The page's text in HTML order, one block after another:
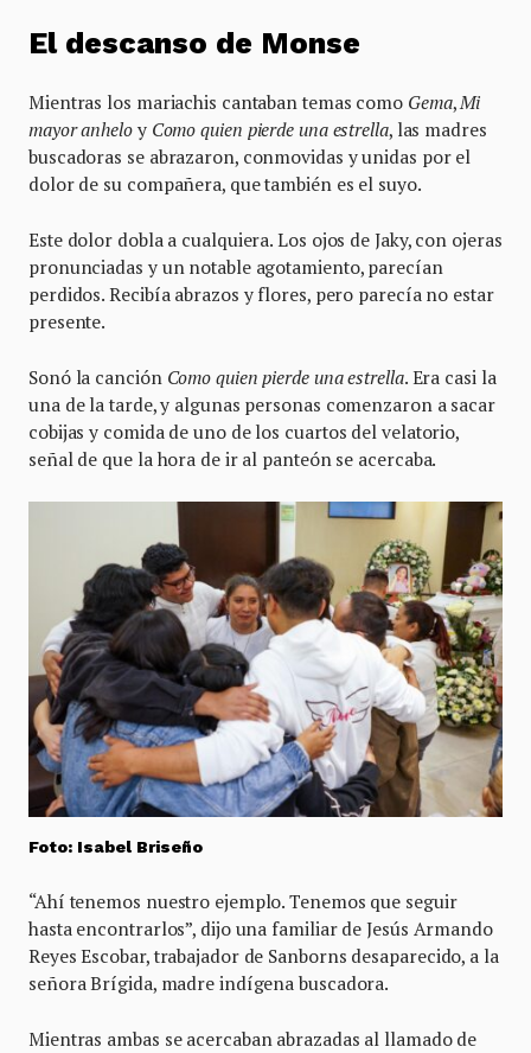
El descanso de Monse
Mientras los mariachis cantaban temas como Gema, Mi
mayor anheloy Como quien pierde una estrella, las madres
buscadoras se abrazaron, conmovidas y unidas por el
dolor de su compañera, que también es el suyo.
Este dolor dobla a cualquiera. Los ojos de Jaky, con ojeras
pronunciadas y un notable agotamiento, parecían
perdidos. Recibía abrazos y flores, pero parecía no estar
presente.
Sonó la canción Como quien pierde una estrella. Era casi la
una de la tarde, y algunas personas comenzaron a sacar
cobijas y comida de uno de los cuartos del velatorio,
señal de que la hora de ir al panteón se acercaba.
Foto: Isabel Briseño
“Ahí tenemos nuestro ejemplo. Tenemos que seguir
hasta encontrarlos”, dijo una familiar de Jesús Armando
Reyes Escobar, trabajador de Sanborns desaparecido, a la
señora Brígida, madre indígena buscadora.
Mientras ambas se acercaban abrazadas al llamado de